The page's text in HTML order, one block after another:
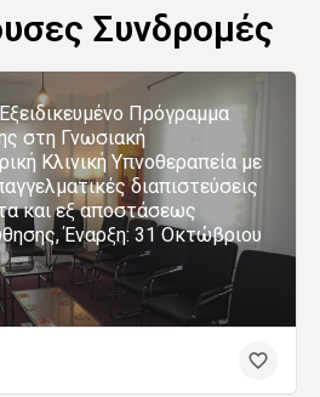
Συνδρομές
Πρόγραμμα
στη Γνωσιακή
Κλινική Υπνοθεραπεία με
διαπιστεύσεις
και εξ αποστάσεως
Έναρξη: 31 Οκτώβριου